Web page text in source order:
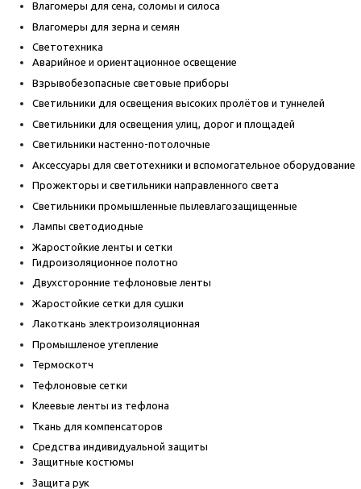
Влагомеры для сена, соломы и силоса
Влагомеры для зерна и семян
Светотехника
Аварийное и ориентационное освещение
Взрывобезопасные световые приборы
Светильники для освещения высоких пролётов и туннелей
Светильники для освещения улиц, дорог и площадей
Светильники настенно-потолочные
Аксессуары для светотехники и вспомогательное оборудование
Прожекторы и светильники направленного света
Светильники промышленные пылевлагозащищенные
Лампы светодиодные
Жаростойкие ленты и сетки
Гидроизоляционное полотно
Двухсторонние тефлоновые ленты
Жаростойкие сетки для сушки
Лакоткань электроизоляционная
Промышленое утепление
Термоскотч
Тефлоновые сетки
Клеевые ленты из тефлона
Ткань для компенсаторов
Средства индивидуальной защиты
Защитные костюмы
Защита рук